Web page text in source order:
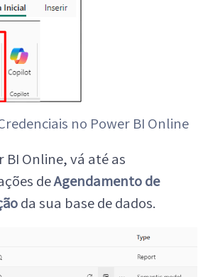
no Power BI Online
BI Online, vá até as
deAgendamento de
da sua base de dados.